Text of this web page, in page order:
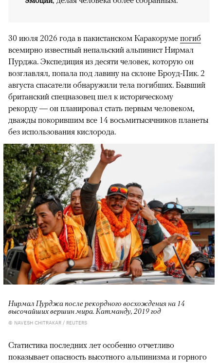
30 июля 2026 года в пакистанском Каракоруме погиб
всемирно известный непальский альпинист Нирмал
Пурджа. Экспедиция из десяти человек, которую он
возглавлял, попала под лавину на склоне Броуд-Пик. 2
августа спасатели обнаружили тела погибших. Бывший
британский спецназовец шел к историческому
рекорду — он планировал стать первым человеком,
дважды покорившим все 14 восьмитысячников планеты
без использования кислорода.
Нирмал Пурджа после рекордного восхождения на 14
высочайших вершин мира. Катманду, 2019 год
© NAVESH CHITRAKAR / REUTERS
Статистика последних лет особенно отчетливо
показывает опасность высотного альпинизма и горного